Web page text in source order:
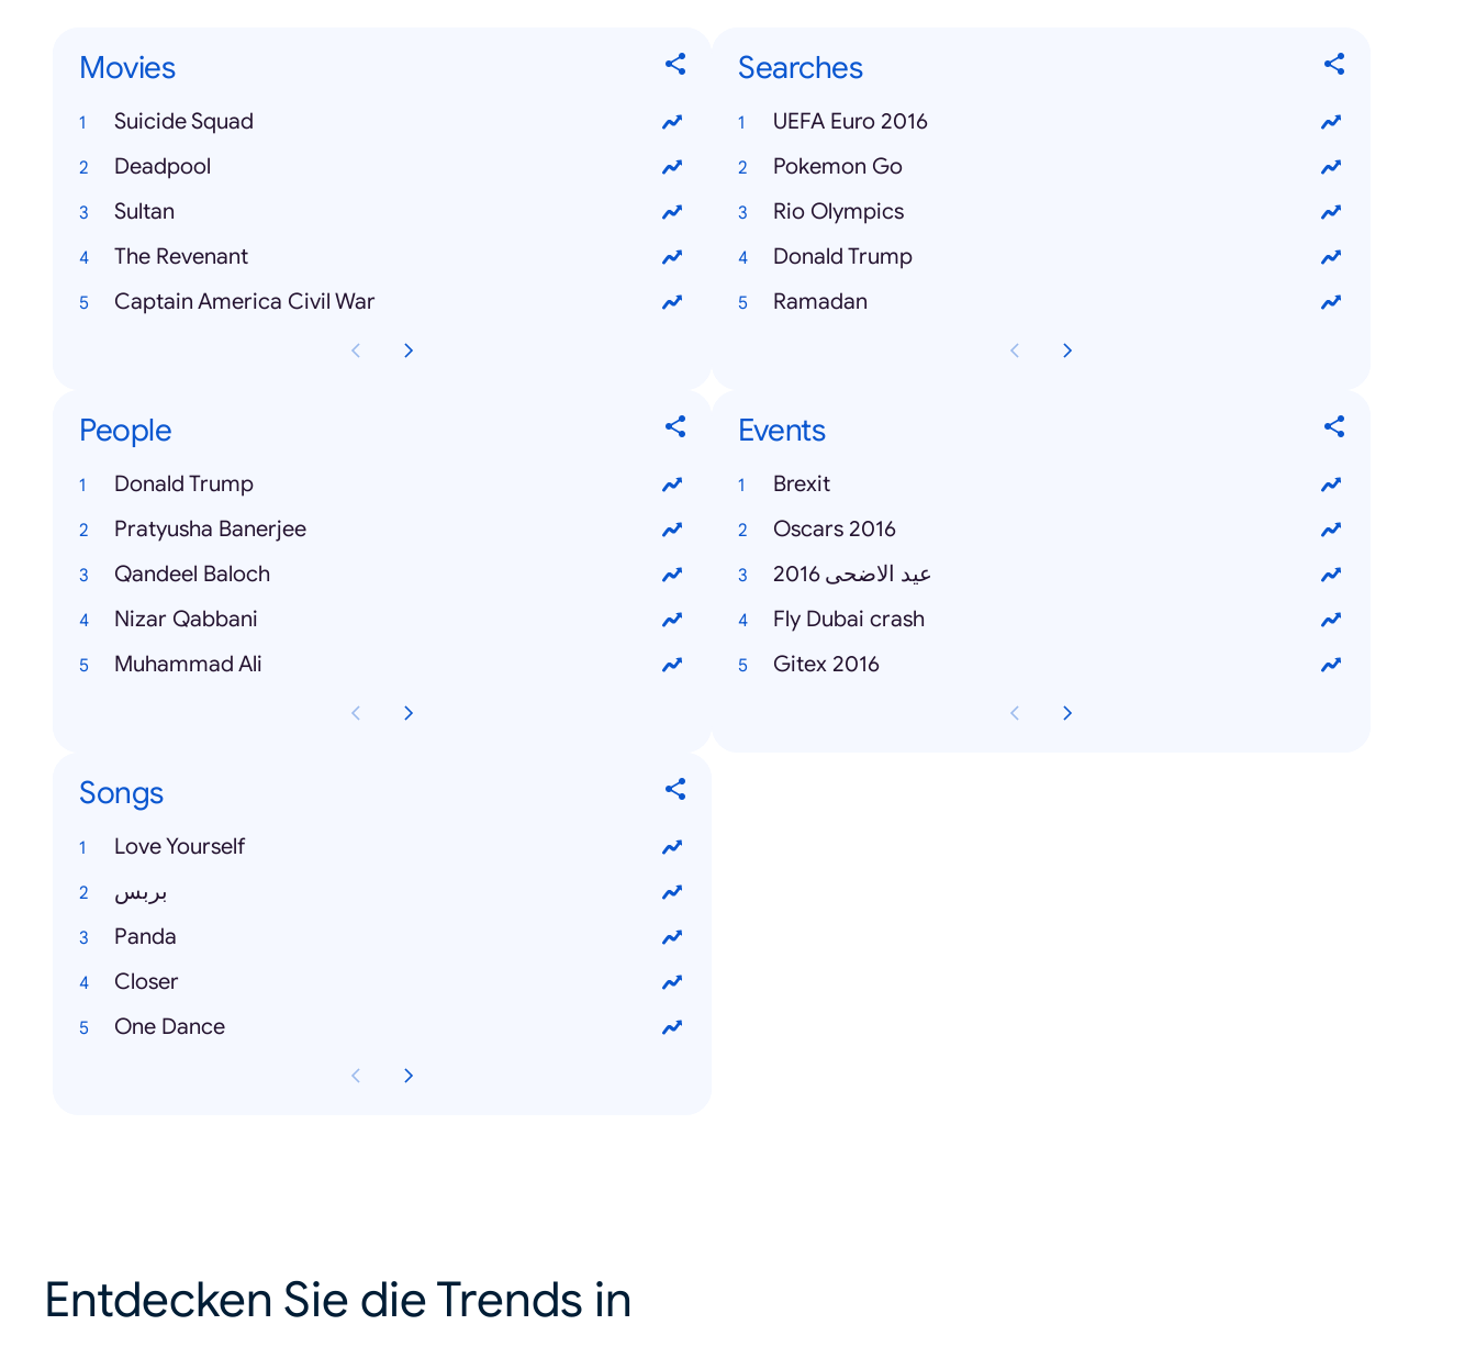
Movies
Suicide Squad
Deadpool
Sultan
The Revenant
Captain America Civil War
Searches
UEFA Euro 2016
Pokemon Go
Rio Olympics
Donald Trump
Ramadan
People
Donald Trump
Pratyusha Banerjee
Qandeel Baloch
Nizar Qabbani
Muhammad Ali
Events
Brexit
Oscars 2016
عيد الاضحى 2016
Fly Dubai crash
Gitex 2016
Songs
Love Yourself
بربس
Panda
Closer
One Dance
Entdecken Sie die Trends in